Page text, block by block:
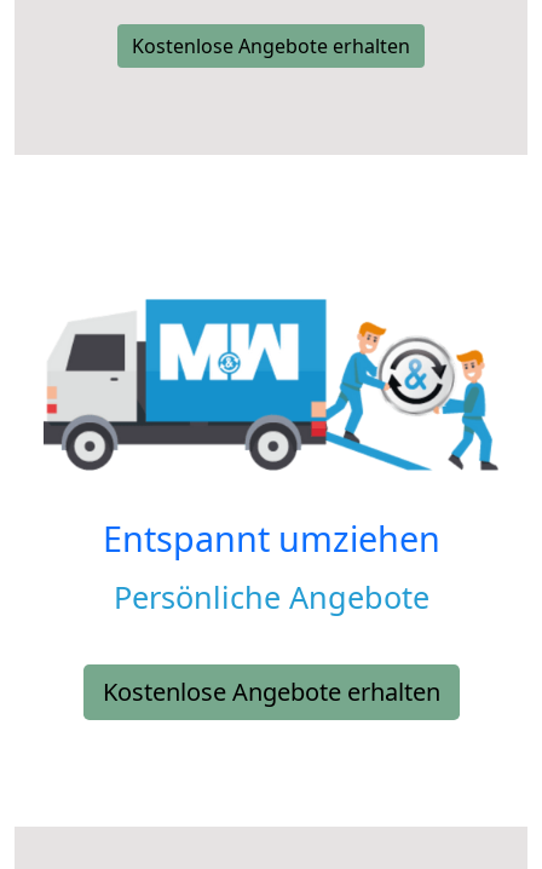
Kostenlose Angebote erhalten
Entspannt umziehen
Persönliche Angebote
Kostenlose Angebote erhalten